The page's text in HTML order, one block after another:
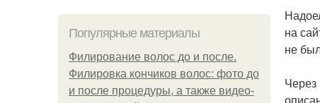
Популярные материалы
Филирование волос до и после.
Филировка кончиков волос: фото до
и после процедуры, а также видео-
на
не